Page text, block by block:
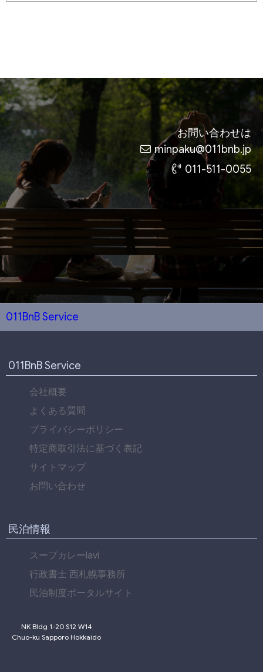
お問い合わせは
minpaku@011bnb.jp
011-511-0055
011BnB Service
011BnB Service
会社概要
よくある質問
プライバシーポリシー
特定商取引法に基づく表記
サイトマップ
お問い合わせ
民泊情報
スープカレーlavi
行政書士 西札幌事務所
民泊制度ポータルサイト
NK Bldg 1-20 S12 W14
Chuo-ku Sapporo Hokkaido